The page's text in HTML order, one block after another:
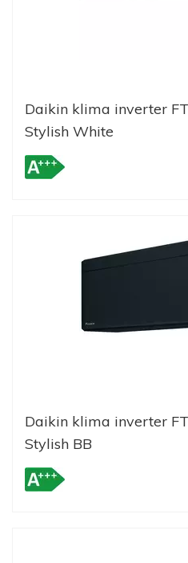
Daikin klima inverter
Stylish White
Daikin klima inverter
Stylish BB